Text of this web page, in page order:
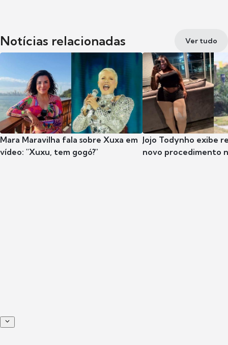
Notícias relacionadas Ver tudo
Mara Maravilha fala sobre Xuxa em
vídeo: "Xuxu, tem gogó?"
Jojo Todynho exibe
novo procedimento